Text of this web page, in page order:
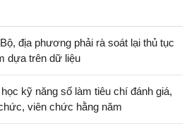
địa phương phải rà soát lại thủ tục
dựa trên dữ liệu
kỹ năng số làm tiêu chí đánh giá,
viên chức hằng năm